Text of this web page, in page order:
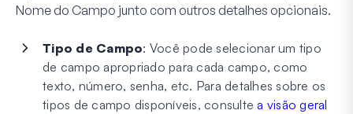
Nome do Campo junto com outros detalhes opcionais.
Tipo de Campo: Você pode selecionar um tipo
de campo apropriado para cada campo, como
texto, número, senha, etc. Para detalhes sobre os
tipos de campo disponíveis, consultea visão geral